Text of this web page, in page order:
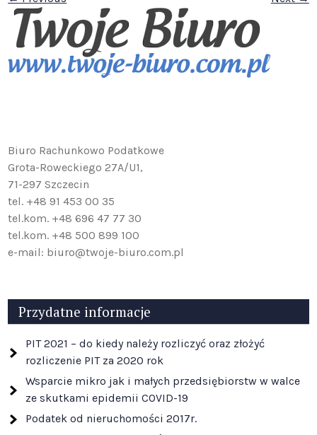
Biuro Rachunkowo Podatkowe
Grota-Roweckiego 27A/U1,
71-297 Szczecin
tel. +48 91 453 00 35
tel.kom. +48 696 47 77 30
tel.kom. +48 500 899 100
e-mail: biuro@twoje-biuro.com.pl
Przydatne informacje
PIT 2021 – do kiedy należy rozliczyć oraz złożyć
rozliczenie PIT za 2020 rok
Wsparcie mikro jak i małych przedsiębiorstw w walce
ze skutkami epidemii COVID-19
Podatek od nieruchomości 2017r.